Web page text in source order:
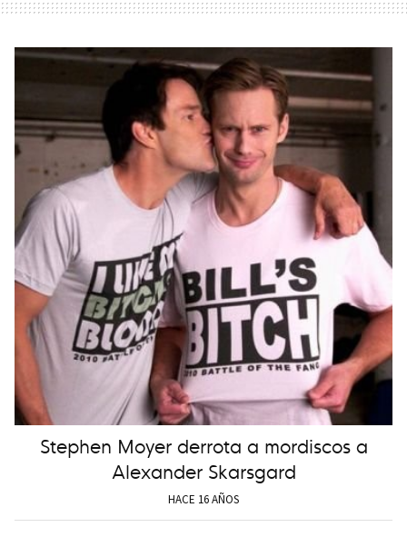
Stephen Moyer derrota a mordiscos a
Alexander Skarsgard
HACE 16 AÑOS